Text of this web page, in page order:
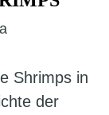
Shrimps in
der